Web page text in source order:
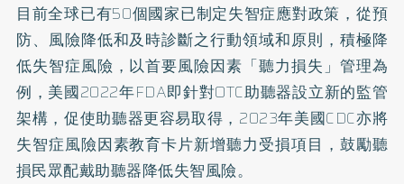
目前全球已有50個國家已制定失智症應對政策，從預
防、風險降低和及時診斷之行動領域和原則，積極降
低失智症風險，以首要風險因素「聽力損失」管理為
例，美國2022年FDA即針對OTC助聽器設立新的監管
架構，促使助聽器更容易取得，2023年美國CDC亦將
失智症風險因素教育卡片新增聽力受損項目，鼓勵聽
損民眾配戴助聽器降低失智風險。